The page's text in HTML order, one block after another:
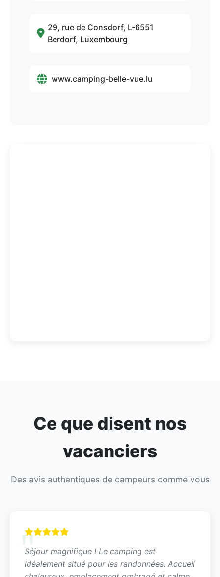
29, rue de Consdorf, L-6551
Berdorf, Luxembourg
www.camping-belle-vue.lu
Ce que disent nos
vacanciers
Des avis authentiques de campeurs comme vous
Séjour magnifique ! Le camping est
idéalement situé pour les randonnées. Accueil